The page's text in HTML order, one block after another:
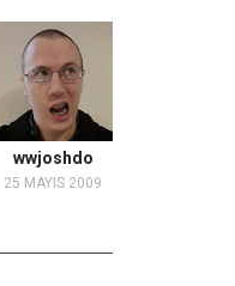
wwjoshdo
25 MAYIS 2009